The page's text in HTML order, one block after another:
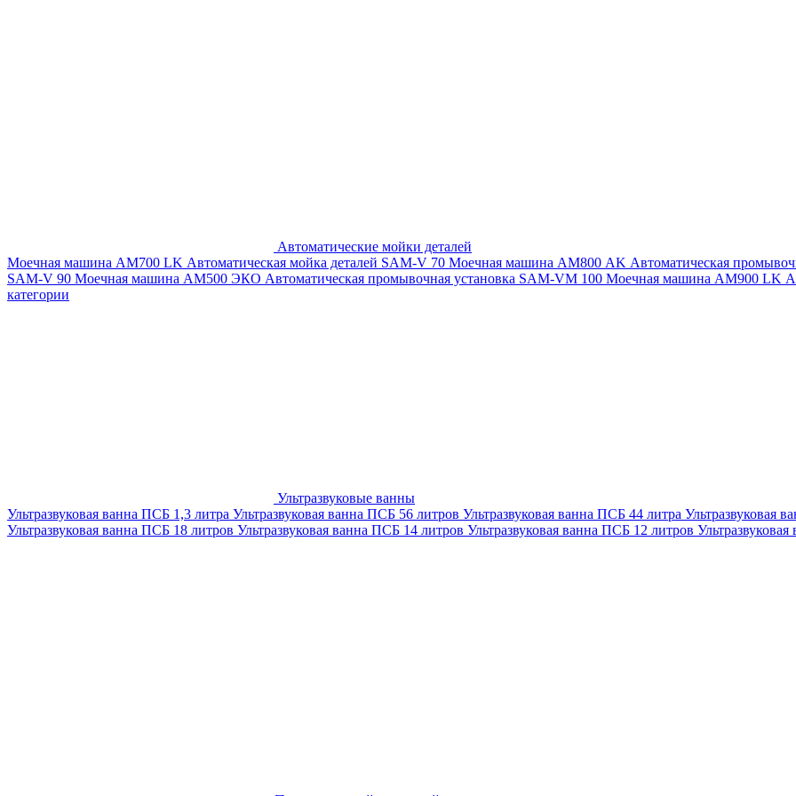
Автоматические мойки деталей
Моечная машина AM700 LK Автоматическая мойка деталей SAM-V 70 Моечная машина АМ800 AK Автоматическая
SAM-V 90 Моечная машина АМ500 ЭКО Автоматическая промывочная установка SAM-VM 100 Моечная машина AM900 LK
категории
Ультразвуковые ванны
Ультразвуковая ванна ПСБ 1,3 литра Ультразвуковая ванна ПСБ 56 литров Ультразвуковая ванна ПСБ 44 литра Ультразвуковая
Ультразвуковая ванна ПСБ 18 литров Ультразвуковая ванна ПСБ 14 литров Ультразвуковая ванна ПСБ 12 литров